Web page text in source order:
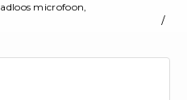
microfoon,